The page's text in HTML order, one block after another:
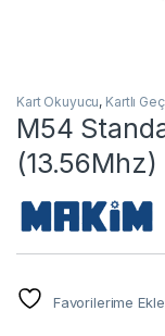
Kart Okuyucu, Kartlı
M54
(13.56Mhz)
Favorilerime Ekle